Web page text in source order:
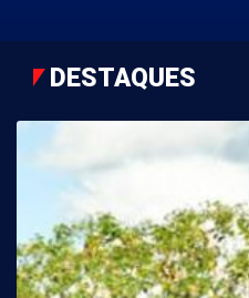
DESTAQUES